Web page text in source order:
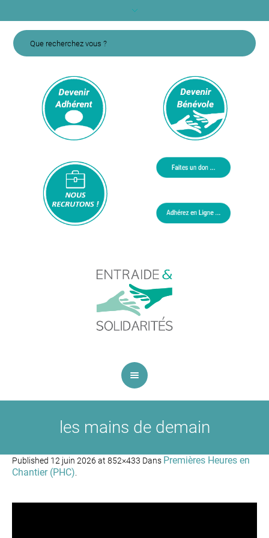
les mains de demain
Published 12 juin 2026 at 852×433 Dans Premières Heures en
Chantier (PHC)